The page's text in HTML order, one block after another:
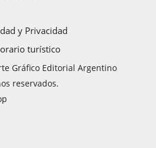
y Privacidad
turístico
Gráfico Editorial Argentino
reservados.